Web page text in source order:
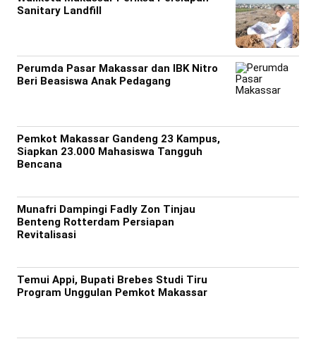
Sanitary Landfill
Perumda Pasar Makassar dan IBK Nitro
Beri Beasiswa Anak Pedagang
Pemkot Makassar Gandeng 23 Kampus,
Siapkan 23.000 Mahasiswa Tangguh
Bencana
Munafri Dampingi Fadly Zon Tinjau
Benteng Rotterdam Persiapan
Revitalisasi
Temui Appi, Bupati Brebes Studi Tiru
Program Unggulan Pemkot Makassar